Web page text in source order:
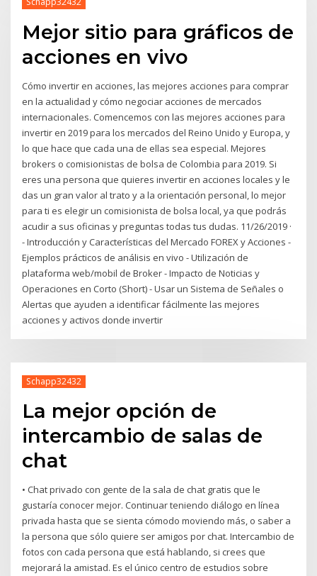
Mejor sitio para gráficos de
acciones en vivo
Cómo invertir en acciones, las mejores acciones para comprar
en la actualidad y cómo negociar acciones de mercados
internacionales. Comencemos con las mejores acciones para
invertir en 2019 para los mercados del Reino Unido y Europa, y
lo que hace que cada una de ellas sea especial. Mejores
brokers o comisionistas de bolsa de Colombia para 2019. Si
eres una persona que quieres invertir en acciones locales y le
das un gran valor al trato y a la orientación personal, lo mejor
para ti es elegir un comisionista de bolsa local, ya que podrás
acudir a sus oficinas y preguntas todas tus dudas. 11/26/2019 ·
- Introducción y Características del Mercado FOREX y Acciones -
Ejemplos prácticos de análisis en vivo - Utilización de
plataforma web/mobil de Broker - Impacto de Noticias y
Operaciones en Corto (Short) - Usar un Sistema de Señales o
Alertas que ayuden a identificar fácilmente las mejores
acciones y activos donde invertir
Schapp32432
La mejor opción de
intercambio de salas de
chat
• Chat privado con gente de la sala de chat gratis que le
gustaría conocer mejor. Continuar teniendo diálogo en línea
privada hasta que se sienta cómodo moviendo más, o saber a
la persona que sólo quiere ser amigos por chat. Intercambio de
fotos con cada persona que está hablando, si crees que
mejorará la amistad. Es el único centro de estudios sobre